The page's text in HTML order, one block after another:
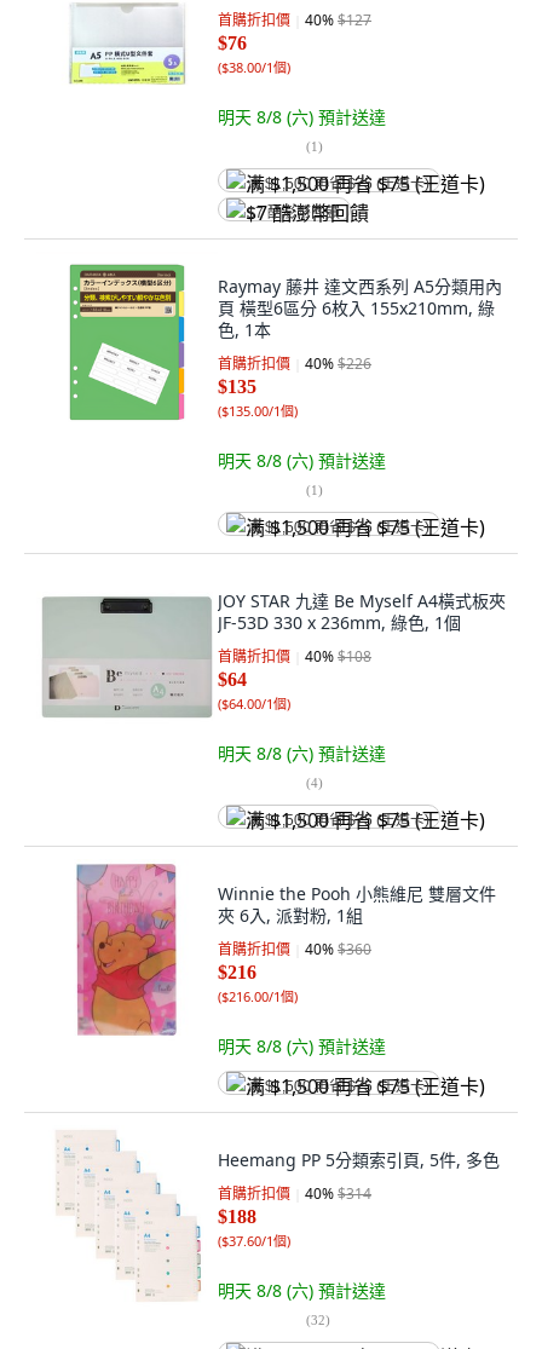
首購折扣價 40%$127
$76
($38.00/1個)
明天 8/8 (六) 預計送達
(1)
满 $1,500 再省 $75 (王道卡)
$7 酷澎幣回饋
Raymay 藤井 達文西系列 A5分類用內
頁 橫型6區分 6枚入 155x210mm, 綠
色, 1本
首購折扣價 40%$226
$135
($135.00/1個)
明天 8/8 (六) 預計送達
(1)
满 $1,500 再省 $75 (王道卡)
JOY STAR 九達 Be Myself A4橫式板夾
JF-53D 330 x 236mm, 綠色, 1個
首購折扣價 40%$108
$64
($64.00/1個)
明天 8/8 (六) 預計送達
(4)
满 $1,500 再省 $75 (王道卡)
Winnie the Pooh 小熊維尼 雙層文件
夾 6入, 派對粉, 1組
首購折扣價 40%$360
$216
($216.00/1個)
明天 8/8 (六) 預計送達
满 $1,500 再省 $75 (王道卡)
Heemang PP 5分類索引頁, 5件, 多色
首購折扣價 40%$314
$188
($37.60/1個)
明天 8/8 (六) 預計送達
(32)